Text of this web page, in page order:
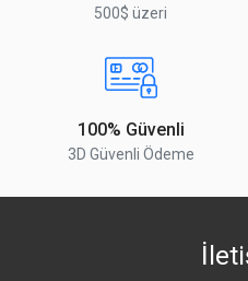
500$ üzeri
100% Güvenli
3D Güvenli Ödeme